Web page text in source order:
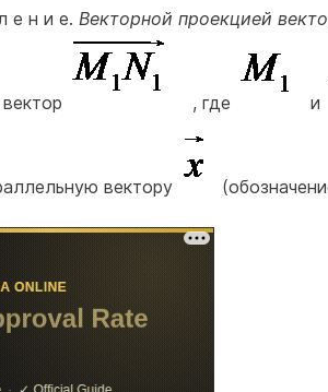
е н и е. Векторной проекцией
, где и
вектору